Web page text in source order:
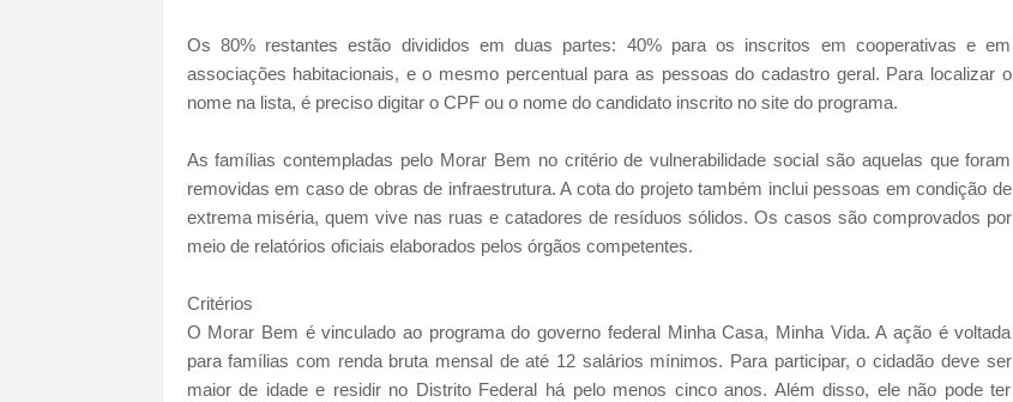
Os 80% restantes estão divididos em duas partes: 40% para os inscritos em cooperativas e em
associações habitacionais, e o mesmo percentual para as pessoas do cadastro geral. Para localizar o
nome na lista, é preciso digitar o CPF ou o nome do candidato inscrito no site do programa.
As famílias contempladas pelo Morar Bem no critério de vulnerabilidade social são aquelas que foram
removidas em caso de obras de infraestrutura. A cota do projeto também inclui pessoas em condição de
extrema miséria, quem vive nas ruas e catadores de resíduos sólidos. Os casos são comprovados por
meio de relatórios oficiais elaborados pelos órgãos competentes.
Critérios
O Morar Bem é vinculado ao programa do governo federal Minha Casa, Minha Vida. A ação é voltada
para famílias com renda bruta mensal de até 12 salários mínimos. Para participar, o cidadão deve ser
maior de idade e residir no Distrito Federal há pelo menos cinco anos. Além disso, ele não pode ter